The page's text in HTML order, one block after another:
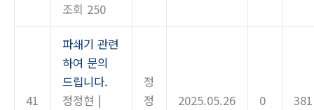
조회 250
41
파쇄기 관련
하여 문의
드립니다.
정정현 |
정
정
2025.05.26 0 381